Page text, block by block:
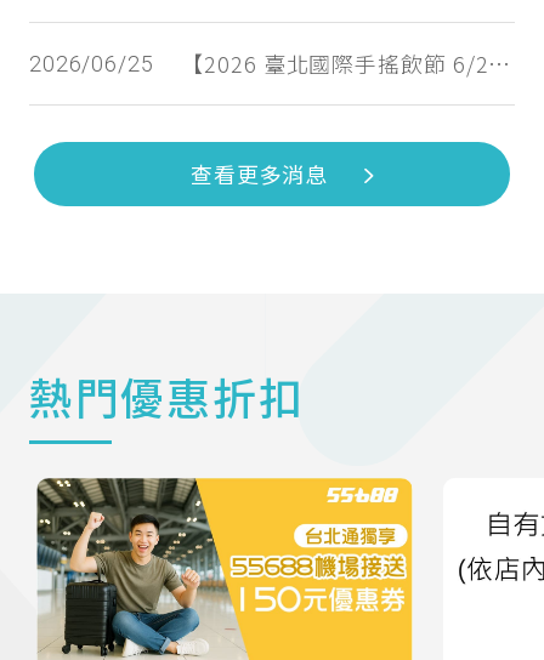
查看更多消息
2026/06/25 【2026 臺北國際手搖飲節 6/26⻄湖商圈登場 】 2026 Taipei International Bubble Tea Festival Debuts in Xihu Shopping District on June 26
熱門優惠折扣